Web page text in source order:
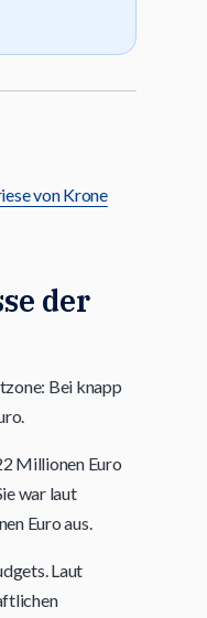
von Krone
der
Bei knapp
Millionen Euro
war laut
Euro aus.
Laut